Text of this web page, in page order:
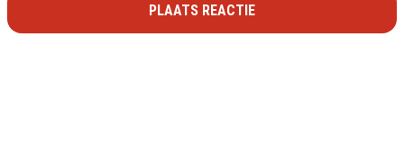
PLAATS REACTIE